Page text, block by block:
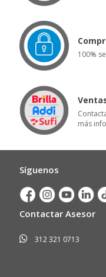
100%
más
Síguenos
Contactar Asesor
312 321 0713